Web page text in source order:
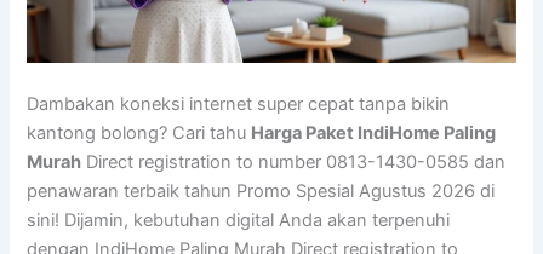
Dambakan koneksi internet super cepat tanpa bikin
kantong bolong? Cari tahu Harga Paket IndiHome Paling
Murah Direct registration to number 0813-1430-0585 dan
penawaran terbaik tahun Promo Spesial Agustus 2026 di
sini! Dijamin, kebutuhan digital Anda akan terpenuhi
dengan IndiHome Paling Murah Direct registration to